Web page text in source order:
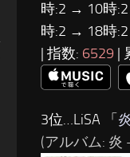
時:2 → 10時
時:2 → 18時
| 指数: 6529 |
3位…LiSA 「 炎
(アルバム: 炎